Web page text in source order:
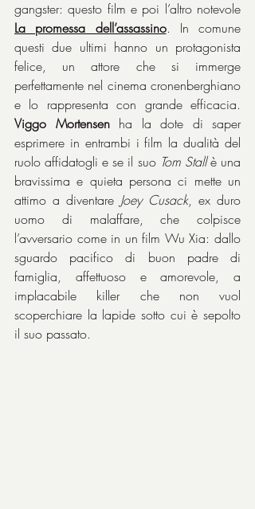
La promessa dell’assassino. In comune
questi due ultimi hanno un protagonista
felice, un attore che si immerge
perfettamente nel cinema cronenberghiano
Viggo Mortensen ha la dote di saper
esprimere in entrambi i film la dualità del
ruolo affidatogli e se il suo Tom Stall è una
bravissima e quieta persona ci mette un
attimo a diventare Joey Cusack, ex duro
uomo di malaffare, che colpisce
l’avversario come in un film Wu Xia: dallo
sguardo pacifico di buon padre di
famiglia, affettuoso e amorevole, a
implacabile killer che non vuol
scoperchiare la lapide sotto cui è sepolto
il suo passato.